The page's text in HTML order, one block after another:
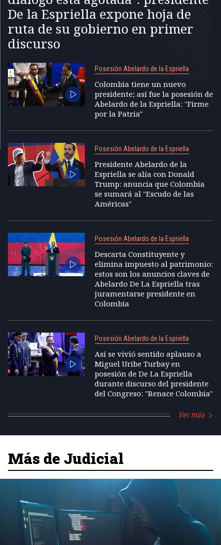
De la Espriella expone hoja de
ruta de su gobierno en primer
discurso
Posesión Abelardo de la Espriella
Colombia tiene un nuevo
presidente; así fue la posesión de
Abelardo de la Espriella: "Firme
por la Patria"
Posesión Abelardo de la Espriella
Presidente Abelardo de la
Espriella se alía con Donald
Trump: anuncia que Colombia
se sumará al "Escudo de las
Américas"
Posesión Abelardo de la Espriella
Descarta Constituyente y
elimina impuesto al patrimonio:
estos son los anuncios claves de
Abelardo De La Espriella tras
juramentarse presidente en
Colombia
Posesión Abelardo de la Espriella
Así se vivió sentido aplauso a
Miguel Uribe Turbay en
posesión de De La Espriella
durante discurso del presidente
del Congreso: "Renace Colombia"
Ver más
Más de Judicial